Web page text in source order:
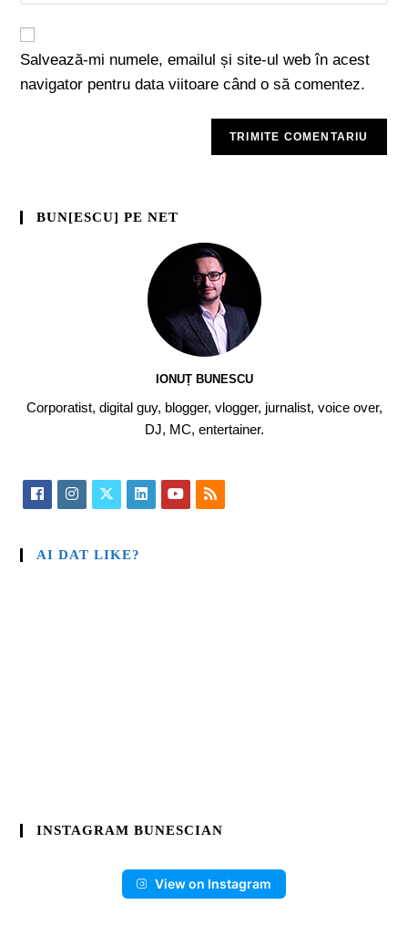
Salvează-mi numele, emailul și site-ul web în acest
navigator pentru data viitoare când o să comentez.
BUN[ESCU] PE NET
IONUȚ BUNESCU
Corporatist, digital guy, blogger, vlogger, jurnalist, voice over,
DJ, MC, entertainer.
AI DAT LIKE?
INSTAGRAM BUNESCIAN
View on Instagram